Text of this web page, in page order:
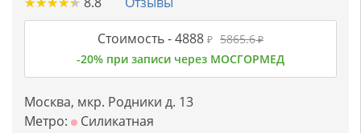
Стоимость -4888 ₽ 5865.6₽
-20% при записи через МОСГОРМЕД
Москва, мкр. Родники д. 13
Метро:
Силикатная